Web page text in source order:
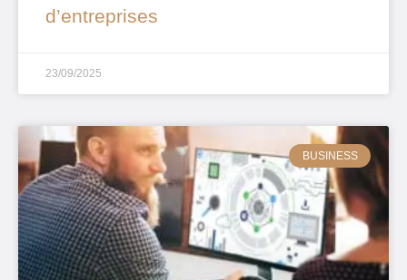
d’entreprises
23/09/2025
BUSINESS